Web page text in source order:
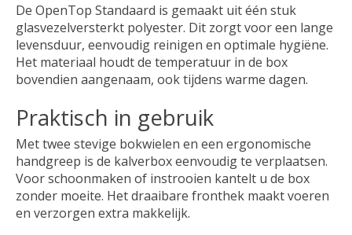
De OpenTop Standaard is gemaakt uit één stuk
glasvezelversterkt polyester. Dit zorgt voor een lange
levensduur, eenvoudig reinigen en optimale hygiëne.
Het materiaal houdt de temperatuur in de box
bovendien aangenaam, ook tijdens warme dagen.
Praktisch in gebruik
Met twee stevige bokwielen en een ergonomische
handgreep is de kalverbox eenvoudig te verplaatsen.
Voor schoonmaken of instrooien kantelt u de box
zonder moeite. Het draaibare fronthek maakt voeren
en verzorgen extra makkelijk.